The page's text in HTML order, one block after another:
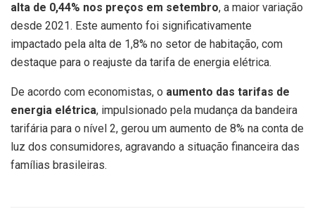
alta de 0,44% nos preços em setembro, a maior variação
desde 2021. Este aumento foi significativamente
impactado pela alta de 1,8% no setor de habitação, com
destaque para o reajuste da tarifa de energia elétrica.
De acordo com economistas, o aumento das tarifas de
energia elétrica, impulsionado pela mudança da bandeira
tarifária para o nível 2, gerou um aumento de 8% na conta de
luz dos consumidores, agravando a situação financeira das
famílias brasileiras.